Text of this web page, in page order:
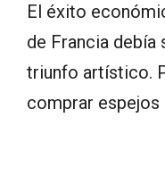
El éxito
de Francia debía
triunfo artístico.
comprar espejos